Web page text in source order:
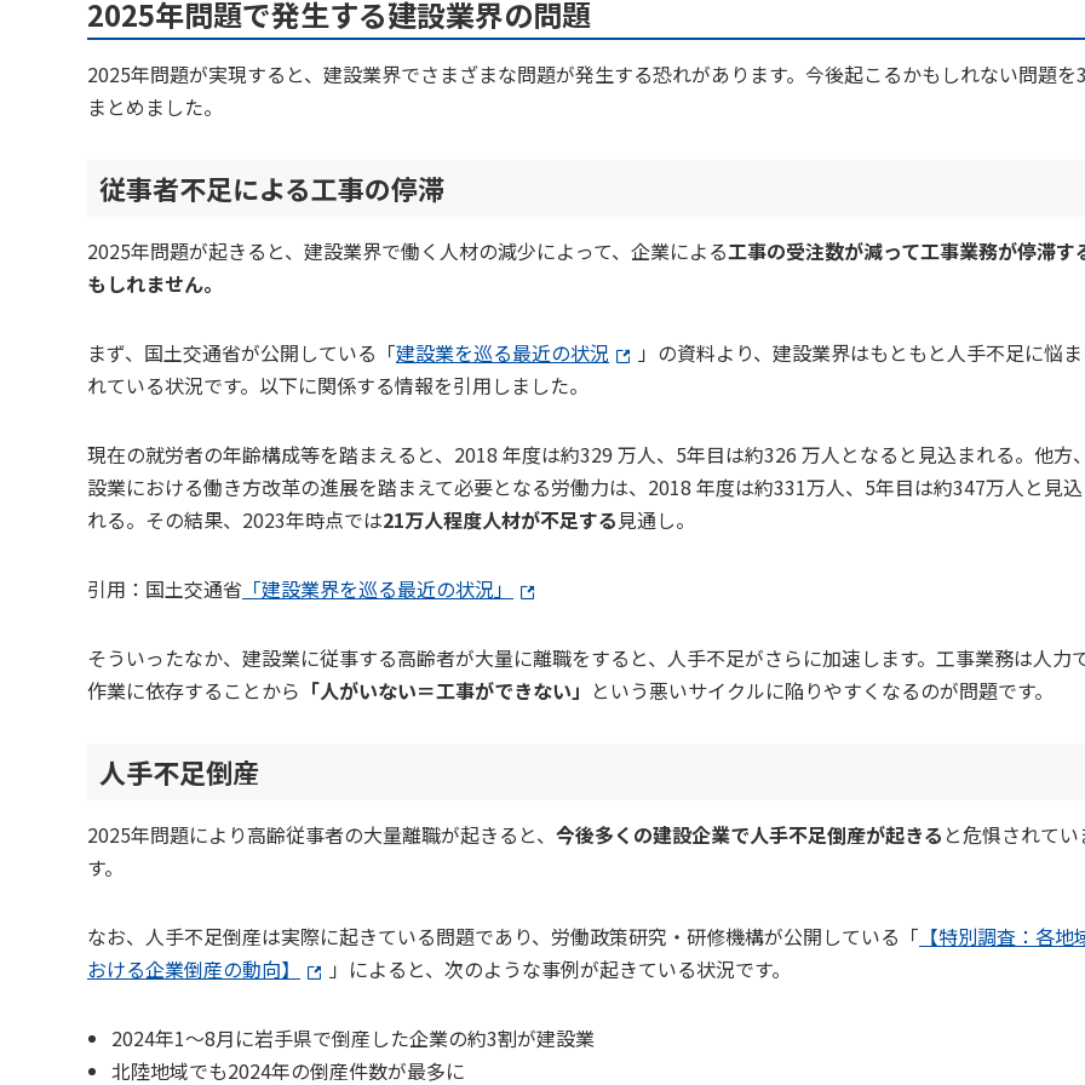
2025年問題で発生する建設業界の問題
2025年問題が実現すると、建設業界でさまざまな問題が発生する恐れがあります。今後起こるかもしれない問題を
まとめました。
従事者不足による工事の停滞
2025年問題が起きると、建設業界で働く人材の減少によって、企業による工事の受注数が減って工事業務が停滞す
もしれません。
まず、国土交通省が公開している「建設業を巡る最近の状況
」の資料より、建設業界はもともと人手不足に悩
れている状況です。以下に関係する情報を引用しました。
現在の就労者の年齢構成等を踏まえると、2018 年度は約329 万人、5年目は約326 万人となると見込まれる。他方
設業における働き方改革の進展を踏まえて必要となる労働力は、2018 年度は約331万人、5年目は約347万人と見
れる。その結果、2023年時点では21万人程度人材が不足する見通し。
引用：国土交通省 「建設業界を巡る最近の状況」
そういったなか、建設業に従事する高齢者が大量に離職をすると、人手不足がさらに加速します。工事業務は人力
作業に依存することから 「人がいない＝工事ができない」 という悪いサイクルに陥りやすくなるのが問題です。
人手不足倒産
2025年問題により高齢従事者の大量離職が起きると、 今後多くの建設企業で人手不足倒産が起きる と危惧されてい
す。
なお、人手不足倒産は実際に起きている問題であり、労働政策研究・研修機構が公開している「 【特別調査：各地
おける企業倒産の動向】
」によると、次のような事例が起きている状況です。
2024年1～8月に岩手県で倒産した企業の約3割が建設業
北陸地域でも2024年の倒産件数が最多に